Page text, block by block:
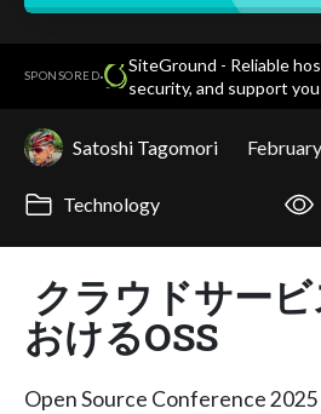
SPONSORED·
SiteGround - Reliable
security, and support
Satoshi Tagomori
Technology
クラウドサー
おけるOSS
Open Source Conference